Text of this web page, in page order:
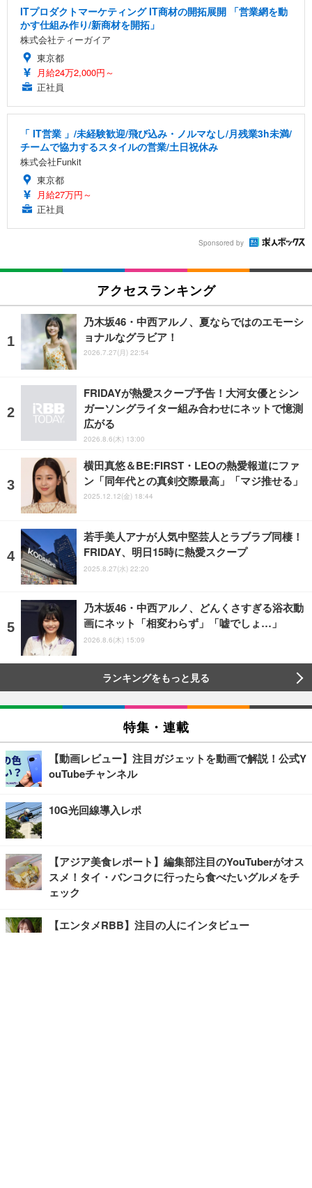
ITプロダクトマーケティング IT商材の開拓展開 「営業網を動
かす仕組み作り/新商材を開拓」
株式会社ティーガイア
東京都
月給24万2,000円～
正社員
「 IT営業 」/未経験歓迎/飛び込み・ノルマなし/月残業3h未満/
チームで協力するスタイルの営業/土日祝休み
株式会社Funkit
東京都
月給27万円～
正社員
Sponsored by
アクセスランキング
乃木坂46・中西アルノ、夏ならではのエモーシ
ョナルなグラビア！
2026.7.27(月) 22:54
FRIDAYが熱愛スクープ予告！大河女優とシン
ガーソングライター組み合わせにネットで憶測
広がる
2026.8.6(木) 13:00
横田真悠＆BE:FIRST・LEOの熱愛報道にファ
ン「同年代との真剣交際最高」「マジ推せる」
2025.12.12(金) 18:44
若手美人アナが人気中堅芸人とラブラブ同棲！
FRIDAY、明日15時に熱愛スクープ
2025.8.27(水) 22:20
乃木坂46・中西アルノ、どんくさすぎる浴衣動
画にネット「相変わらず」「嘘でしょ…」
2026.8.6(木) 15:09
ランキングをもっと見る
特集・連載
【動画レビュー】注目ガジェットを動画で解説！公式Y
ouTubeチャンネル
10G光回線導入レポ
【アジア美食レポート】編集部注目のYouTuberがオス
スメ！タイ・バンコクに行ったら食べたいグルメをチ
ェック
【エンタメRBB】注目の人にインタビュー